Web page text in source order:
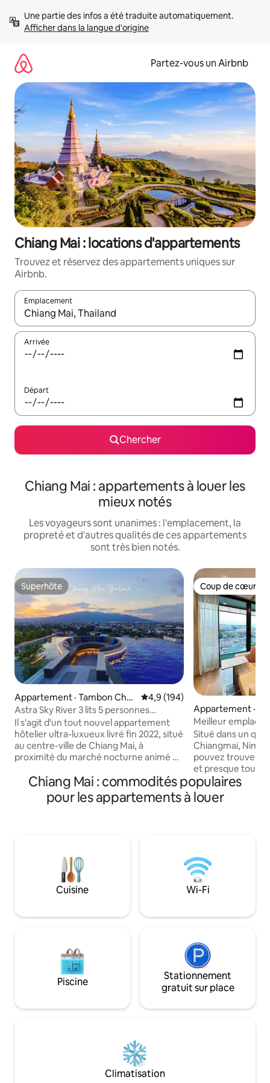
directement
Afficher dans la langue d'origine
Partez-vous un Airbnb
Chiang Mai : locations d'appartements
Trouvez et réservez des appartements uniques sur
Airbnb.
Emplacement
Quand les résultats sont affichés, parcourez-les en utilisant
Arrivée
Départ
Chercher
Chiang Mai : appartements à louer les
mieux notés
Les voyageurs sont unanimes : l'emplacement, la
propreté et d'autres qualités de ces appartements
sont très bien notés.
Superhôte
Superhôte
Appartement · Tambon Cha
ng Khlan
Note moyenne de 4,9 sur 5,
4,9 (194)
Astra Sky River 3 lits 5 personnes
Thaïlande de luxe La plus longue et la
plus belle piscine à débordement + le
plus beau coucher de soleil avec vue sur
la montagne Doi Suthep + bureau
Il s'agit d'un tout nouvel appartement
hôtelier ultra-luxueux livré fin 2022, situé
au centre-ville de Chiang Mai, à
proximité du marché nocturne animé de
et élégant, avec un design nouveau et
unique, comparable à un hôtel cinq
étoiles. Il abrite la plus longue piscine à
salle de conférence, ascenseur à carte,
serrure à combinaison électronique, il y a
beaucoup de petits restaurants locaux
autour de l'appartement, juste en face
commercial Curve Community
combat, etc., très pratique. Près de
Tapemun, à distance de marche du
marché nocturne animé de Changkang
Road, près de la rivière, de nombreux
restaurants occidentaux, spa. Banque et
du marché de nuit 1 minute à pied de
KFC 1 minute à pied de la supérette 7-11
5 cafés en 1-2 minutes 5 minutes en taxi
de la vieille ville 15 minutes en taxi de
Coup de cœur
Coup de cœur
Appartement ·
Meilleur
cafés, près de
Situé dans un
Chiangmai,
pouvez trouver
et presque tout
besoin pour un
confortable. - À 3 minutes à pied de la
rue principale - À
minutes en
minutes en
service de
une excursion
vous souhaitez
Chiang Mai : commodités populaires
pour les appartements à louer
Cuisine Wi-Fi
Piscine
Stationnement
gratuit sur place
Climatisation